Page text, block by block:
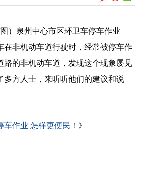
）泉州中心市区环卫车停车作业
在非机动车道行驶时，经常被停车作
路的非机动车道，发现这个现象屡见
多方人士，来听听他们的建议和说
作业 怎样更便民！ 》